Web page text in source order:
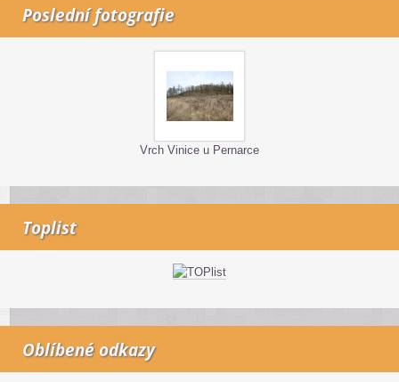
Poslední fotografie
Vrch Vinice u Pernarce
Toplist
Oblíbené odkazy